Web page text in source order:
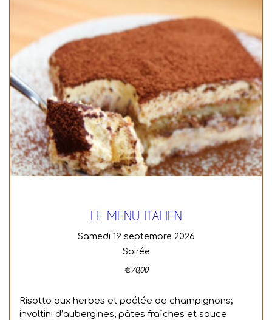
LE MENU ITALIEN
samedi 19 septembre 2026
Soirée
€70,00
Risotto aux herbes et poélée de champignons;
involtini d’aubergines, pâtes fraîches et sauce